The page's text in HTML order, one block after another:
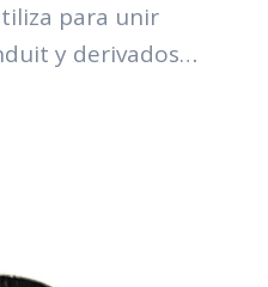
para unir
y derivados.
se centran
protección de